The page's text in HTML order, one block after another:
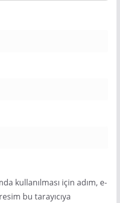
kullanılması için adım, e-
bu tarayıcıya